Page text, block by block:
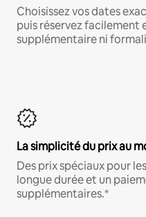
Choisissez vos dates
puis réservez facilement
supplémentaire ni
La simplicité du prix au
Des prix spéciaux pour
longue durée et un
supplémentaires.*